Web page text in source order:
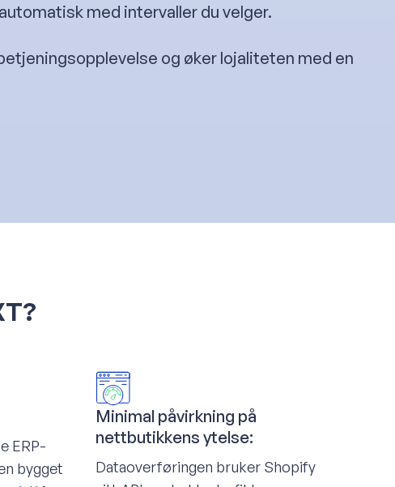
med intervaller du velger.
og øker lojaliteten med en
ERP-
bygget
Minimal påvirkning på
nettbutikkens ytelse:
Dataoverføringen bruker Shopify